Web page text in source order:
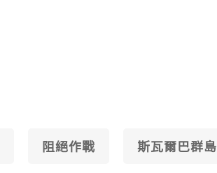
阻絕作戰 斯瓦爾巴群島